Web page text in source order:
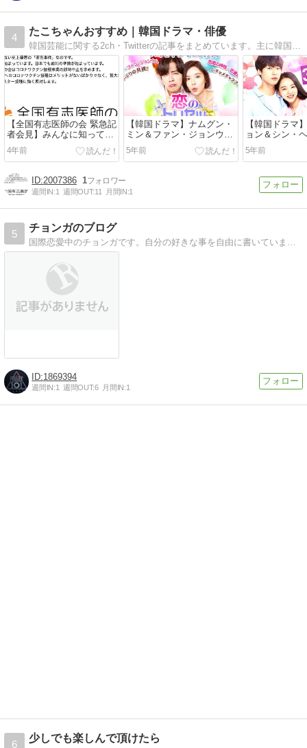
4
たこちゃんおすすめ｜韓国ドラマ・俳優
【全国有志医師の会 緊急記
者会見】みんなに知って欲
しい！コロナワクチンの実
態
4年前
【韓国ドラマ】ナムグン・
ミン＆ファン・ジョンウム
7年ぶり共演『恋のトリセ
ツ～フンナムとジョンウム
の恋愛日誌～』恋愛の神様
5年前
【韓国ドラマ
ョン＆シン・
『30だけど17
たら３０歳に
ラマ！
5年前
2007386 1
週間IN:1 週間OUT:11 月間IN:1
5
チョンガのブログ
1869394
週間IN:1 週間OUT:6 月間IN:1
6
少しでも楽しんで頂けたら